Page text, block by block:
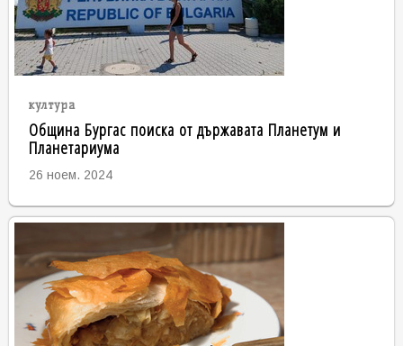
култура
Община Бургас поиска от държавата Планетум и
Планетариума
26 ноем. 2024